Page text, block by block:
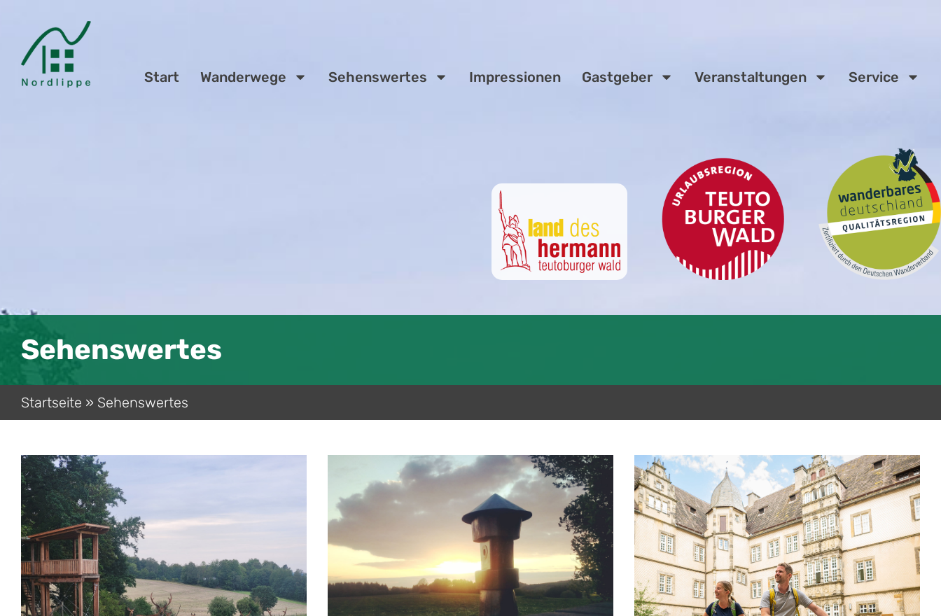
Start Wanderwege Sehenswertes Impressionen Gastgeber Veranstaltungen Service
Sehenswertes
Startseite » Sehenswertes